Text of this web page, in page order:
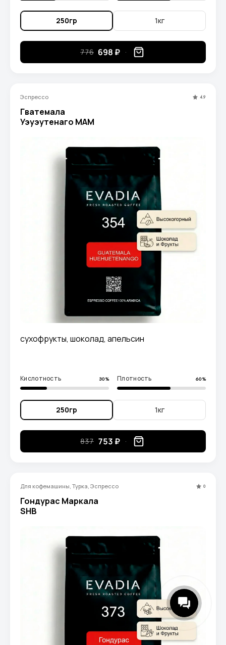
250гр 1кг
776 698 ₽
Эспрессо 4.9
Гватемала
Уэуэутенаго МАМ
сухофрукты, шоколад, апельсин
Кислотность 30% Плотность 60%
250гр 1кг
837 753 ₽
Для кофемашины, Турка, Эспрессо 0
Гондурас Маркала
SHB